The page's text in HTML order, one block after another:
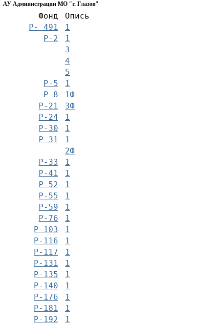
АУ Администрации МО "г. Глазов"
Фонд
Опись
Р- 491
1
Р-2
1
3
4
5
Р-5
Р-8
1
Р-21
1Ф
3Ф
Р-24
1
Р-30
1
Р-31
1
2Ф
Р-33
1
Р-41
1
Р-52
1
Р-55
1
Р-59
1
Р-76
1
Р-103
1
Р-116
1
Р-117
1
Р-131
1
Р-135
1
Р-140
1
Р-176
1
Р-181
1
Р-192
1